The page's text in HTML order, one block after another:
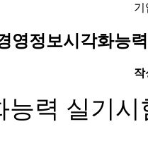
기
영정보시각화능
작
능력 실기